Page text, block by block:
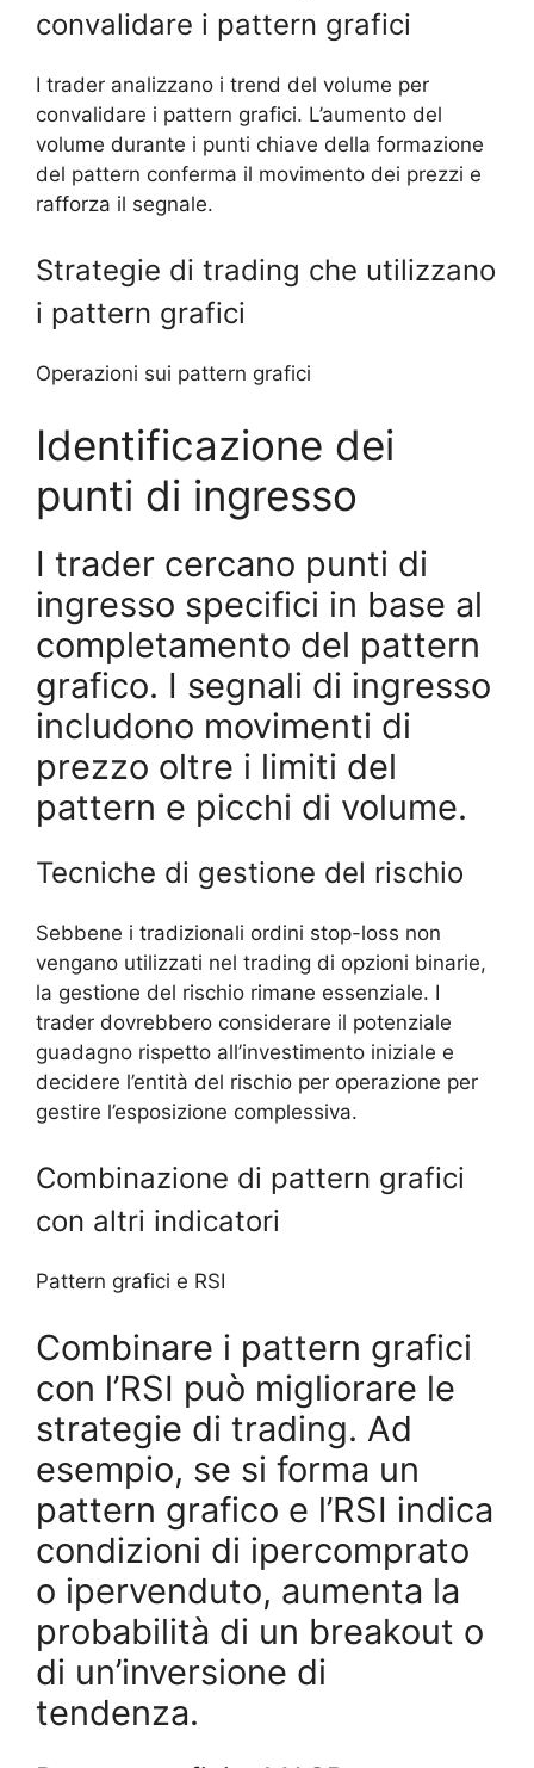
convalidare i pattern grafici
I trader analizzano i trend del volume per
convalidare i pattern grafici. L’aumento del
volume durante i punti chiave della formazione
del pattern conferma il movimento dei prezzi e
rafforza il segnale.
Strategie di trading che utilizzano
i pattern grafici
Operazioni sui pattern grafici
Identificazione dei
punti di ingresso
I trader cercano punti di
ingresso specifici in base al
completamento del pattern
grafico. I segnali di ingresso
includono movimenti di
prezzo oltre i limiti del
pattern e picchi di volume.
Tecniche di gestione del rischio
Sebbene i tradizionali ordini stop-loss non
vengano utilizzati nel trading di opzioni binarie,
la gestione del rischio rimane essenziale. I
trader dovrebbero considerare il potenziale
guadagno rispetto all’investimento iniziale e
decidere l’entità del rischio per operazione per
gestire l’esposizione complessiva.
Combinazione di pattern grafici
con altri indicatori
Pattern grafici e RSI
Combinare i pattern grafici
con l’RSI può migliorare le
strategie di trading. Ad
esempio, se si forma un
pattern grafico e l’RSI indica
condizioni di ipercomprato
o ipervenduto, aumenta la
probabilità di un breakout o
di un’inversione di
tendenza.